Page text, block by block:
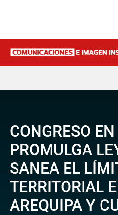
CONGRESO
PROMULGA
SANEA EL
TERRITORIAL
AREQUIPA Y